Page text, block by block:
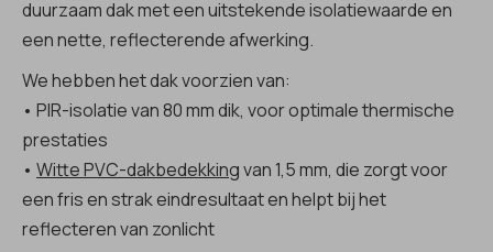
duurzaam dak met een uitstekende isolatiewaarde en
een nette, reflecterende afwerking.
We hebben het dak voorzien van:
• PIR-isolatie van 80 mm dik, voor optimale thermische
prestaties
• Witte PVC-dakbedekkingvan 1,5 mm, die zorgt voor
een fris en strak eindresultaat en helpt bij het
reflecteren van zonlicht